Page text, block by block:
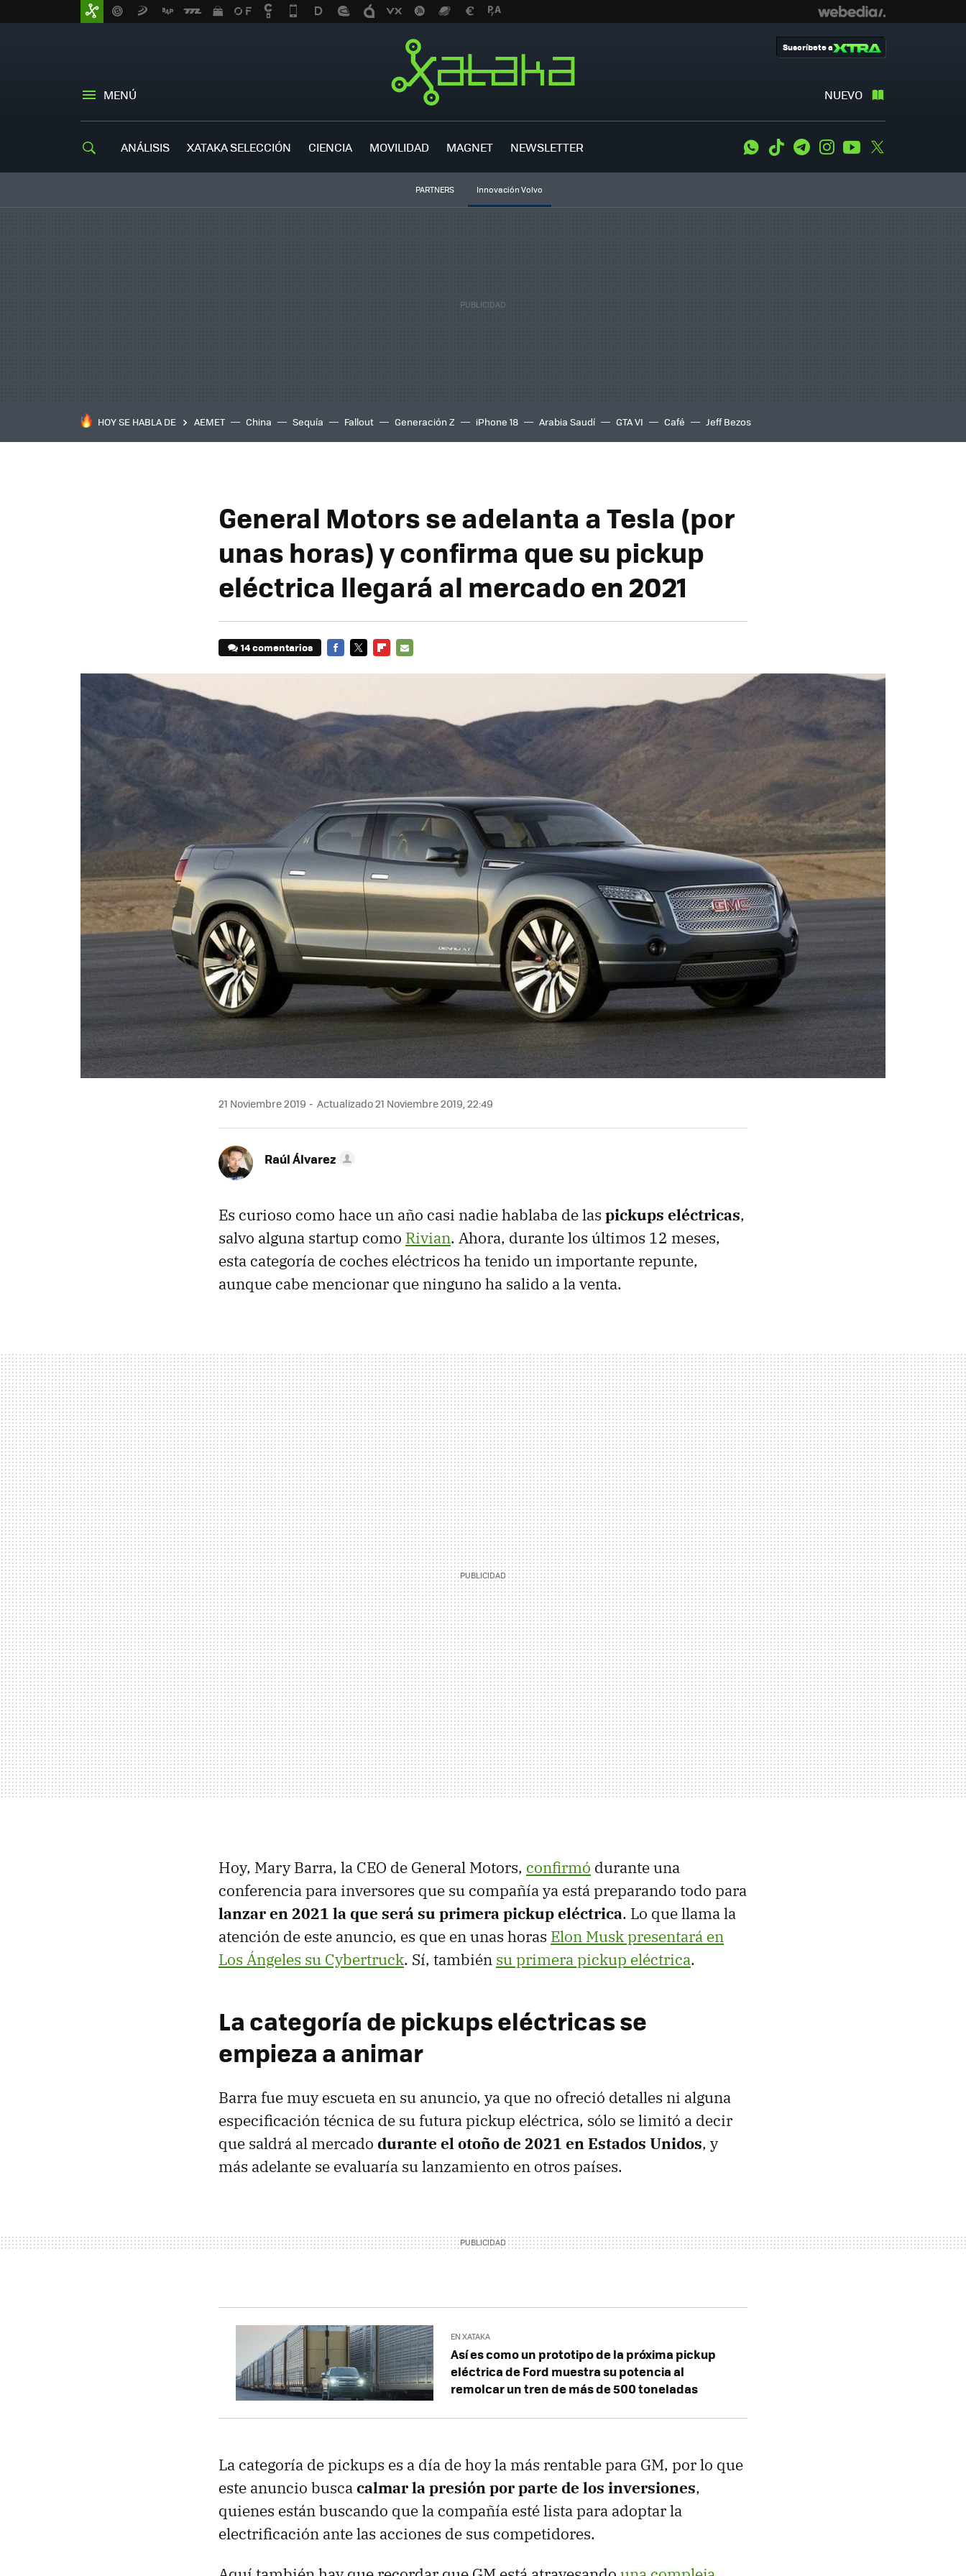
MENÚ NUEVO
Suscríbete a
ANÁLISIS XATAKA SELECCIÓN CIENCIA MOVILIDAD MAGNET NEWSLETTER WhatsApp
Tiktok TelegramInstagramYoutube
PARTNERS Innovación Volvo
HOY SE HABLA DE AEMET China Sequía Fallout Generación Z iPhone 18 Arabia Saudí GTA VI Café Jeff Bezos
General Motors se adelanta a Tesla (por
unas horas) y confirma que su pickup
eléctrica llegará al mercado en 2021
14 comentarios
21 Noviembre 2019 Actualizado 21 Noviembre 2019, 22:49
Raúl Álvarez
Es curioso como hace un año casi nadie hablaba de las pickups eléctricas,
salvo alguna startup como Rivian. Ahora, durante los últimos 12 meses,
esta categoría de coches eléctricos ha tenido un importante repunte,
aunque cabe mencionar que ninguno ha salido a la venta.
Hoy, Mary Barra, la CEO de General Motors, confirmó durante una
conferencia para inversores que su compañía ya está preparando todo para
lanzar en 2021 la que será su primera pickup eléctrica. Lo que llama la
atención de este anuncio, es que en unas horas Elon Musk presentará en
Los Ángeles su Cybertruck. Sí, también su primera pickup eléctrica.
La categoría de pickups eléctricas se
empieza a animar
Barra fue muy escueta en su anuncio, ya que no ofreció detalles ni alguna
especificación técnica de su futura pickup eléctrica, sólo se limitó a decir
que saldrá al mercado durante el otoño de 2021 en Estados Unidos, y
más adelante se evaluaría su lanzamiento en otros países.
EN XATAKA
Así es como un prototipo de la próxima pickup
eléctrica de Ford muestra su potencia al
remolcar un tren de más de 500 toneladas
La categoría de pickups es a día de hoy la más rentable para GM, por lo que
este anuncio buscacalmar la presión por parte de los inversiones,
quienes están buscando que la compañía esté lista para adoptar la
electrificación ante las acciones de sus competidores.